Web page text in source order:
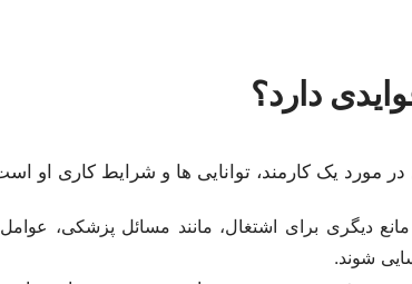
دارد؟
یک کارمند، توانایی ها و شرایط کاری او
دیگری برای اشتغال، مانند مسائل پزشکی،
شوند.